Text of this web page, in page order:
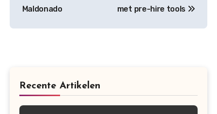
Maldonado
met pre-hire tools
Recente Artikelen